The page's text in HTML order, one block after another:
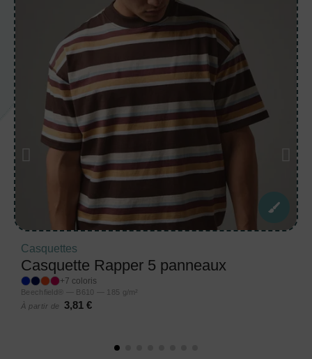
Casquettes
Casquette Rapper 5 panneaux
+7 coloris
Beechfield® — B610 — 185 g/m²
À partir de
3,81 €